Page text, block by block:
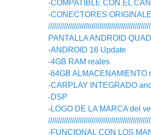
-COMPATIBLE CON EL
-CONECTORES
PANTALLA ANDROID
-ANDROID 16 Update
-4GB RAM reales
-64GB ALMACENAMIENTO
-CARPLAY INTEGRADO
-DSP
-LOGO DE LA MARCA del
-FUNCIONAL CON LOS